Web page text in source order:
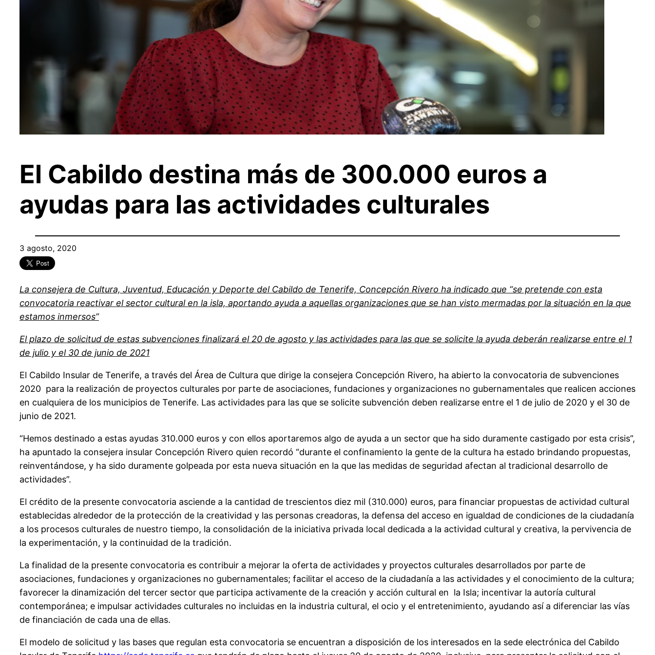
El Cabildo destina más de 300.000 euros a
ayudas para las actividades culturales
3 agosto, 2020
La consejera de Cultura, Juventud, Educación y Deporte del Cabildo de Tenerife, Concepción Rivero ha indicado que “se pretende con esta
convocatoria reactivar el sector cultural en la isla, aportando ayuda a aquellas organizaciones que se han visto mermadas por la situación en la que
estamos inmersos”
El plazo de solicitud de estas subvenciones finalizará el 20 de agosto y las actividades para las que se solicite la ayuda deberán realizarse entre el 1
de julio y el 30 de junio de 2021
El Cabildo Insular de Tenerife, a través del Área de Cultura que dirige la consejera Concepción Rivero, ha abierto la convocatoria de subvenciones
2020 para la realización de proyectos culturales por parte de asociaciones, fundaciones y organizaciones no gubernamentales que realicen acciones
en cualquiera de los municipios de Tenerife. Las actividades para las que se solicite subvención deben realizarse entre el 1 de julio de 2020 y el 30 de
junio de 2021.
“Hemos destinado a estas ayudas 310.000 euros y con ellos aportaremos algo de ayuda a un sector que ha sido duramente castigado por esta crisis”,
ha apuntado la consejera insular Concepción Rivero quien recordó “durante el confinamiento la gente de la cultura ha estado brindando propuestas,
reinventándose, y ha sido duramente golpeada por esta nueva situación en la que las medidas de seguridad afectan al tradicional desarrollo de
actividades”.
El crédito de la presente convocatoria asciende a la cantidad de trescientos diez mil (310.000) euros, para financiar propuestas de actividad cultural
establecidas alrededor de la protección de la creatividad y las personas creadoras, la defensa del acceso en igualdad de condiciones de la ciudadanía
a los procesos culturales de nuestro tiempo, la consolidación de la iniciativa privada local dedicada a la actividad cultural y creativa, la pervivencia de
la experimentación, y la continuidad de la tradición.
La finalidad de la presente convocatoria es contribuir a mejorar la oferta de actividades y proyectos culturales desarrollados por parte de
asociaciones, fundaciones y organizaciones no gubernamentales; facilitar el acceso de la ciudadanía a las actividades y el conocimiento de la cultura;
favorecer la dinamización del tercer sector que participa activamente de la creación y acción cultural en la Isla; incentivar la autoría cultural
contemporánea; e impulsar actividades culturales no incluidas en la industria cultural, el ocio y el entretenimiento, ayudando así a diferenciar las vías
de financiación de cada una de ellas.
El modelo de solicitud y las bases que regulan esta convocatoria se encuentran a disposición de los interesados en la sede electrónica del Cabildo